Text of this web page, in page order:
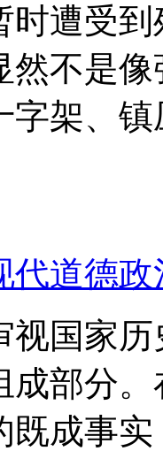
时遭受
然不是
字架、
代道德政
视国家
成部分
既成事